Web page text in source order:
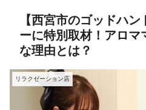
【西宮市のゴッドハ
ーに特別取材！アロマ
な理由とは？
リラクゼーション店